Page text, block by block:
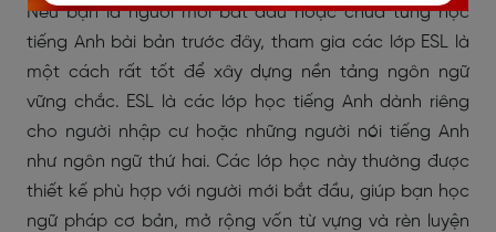
Nếu bạn là người mới bắt đầu hoặc chưa từng học
tiếng Anh bài bản trước đây, tham gia các lớp ESL là
một cách rất tốt để xây dựng nền tảng ngôn ngữ
vững chắc. ESL là các lớp học tiếng Anh dành riêng
cho người nhập cư hoặc những người nói tiếng Anh
như ngôn ngữ thứ hai. Các lớp học này thường được
thiết kế phù hợp với người mới bắt đầu, giúp bạn học
ngữ pháp cơ bản, mở rộng vốn từ vựng và rèn luyện